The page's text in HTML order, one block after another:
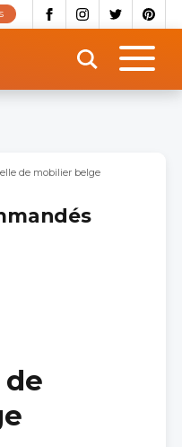
de mobilier belge